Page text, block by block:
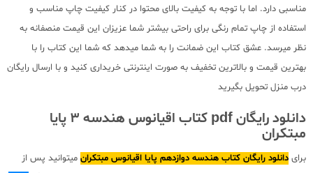
مناسبی دارد. اما با توجه به کیفیت بالای محتوا در کنار کیفیت چاپ مناسب و
استفاده از چاپ تمام رنگی برای راحتی بیشتر شما عزیزان این قیمت منصفانه به
نظر میرسد. عشق کتاب این ضمانت را به شما میدهد که شما این کتاب را با
بهترین قیمت و بالاترین تخفیف به صورت اینترنتی خریداری کنید و با ارسال رایگان
درب منزل تحویل بگیرید
دانلود رایگان pdf کتاب اقیانوس هندسه 3 پایا
مبتکران
برای دانلود رایگان کتاب هندسه دوازدهم پایا اقیانوس مبتکران میتوانید پس از